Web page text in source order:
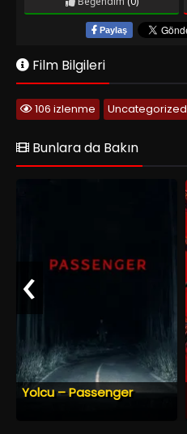
Paylaş
Film Bilgileri
106 izlenme Uncategorized
Bunlara da Bakın
Yolcu – Passenger
‹